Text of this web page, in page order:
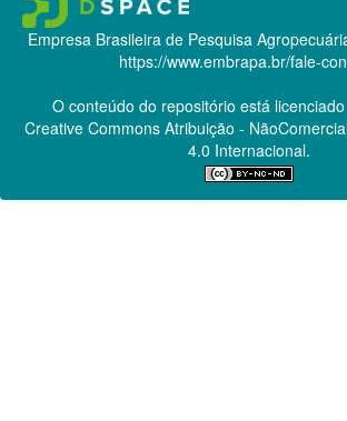
Empresa Brasileira de Pesquisa
https://www.embrapa.br/fale-
O conteúdo do repositório está
Creative CommonsAtribuição -
4.0 Internacional.